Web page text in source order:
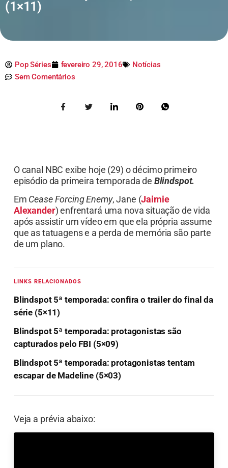
(1×11)
Pop Séries fevereiro 29, 2016
Notícias
Sem Comentários
O canal NBC exibe hoje (29) o décimo primeiro
episódio da primeira temporada de Blindspot.
Em Cease Forcing Enemy, Jane (Jaimie
Alexander) enfrentará uma nova situação de vida
após assistir um vídeo em que ela própria assume
que as tatuagens e a perda de memória são parte
de um plano.
LINKS RELACIONADOS
Blindspot 5ª temporada: confira o trailer do final da
série (5×11)
Blindspot 5ª temporada: protagonistas são
capturados pelo FBI (5×09)
Blindspot 5ª temporada: protagonistas tentam
escapar de Madeline (5×03)
Veja a prévia abaixo: